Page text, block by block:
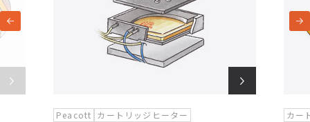
Peacott カートリッジヒーター
カー